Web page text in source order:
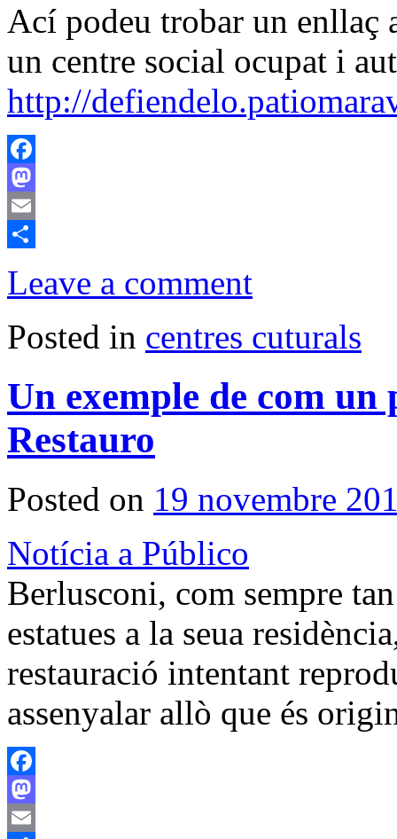
Ací podeu trobar un enllaç
un centre social ocupat i
http://
Facebook
Mastodon
Email
Leave a comment
Posted in centres cuturals
Un exemple de com un
Restauro
Posted on 19 novembre
Notícia a Público
Berlusconi, com sempre
estatues a la seua
restauració intentant
assenyalar allò que és
Facebook
Mastodon